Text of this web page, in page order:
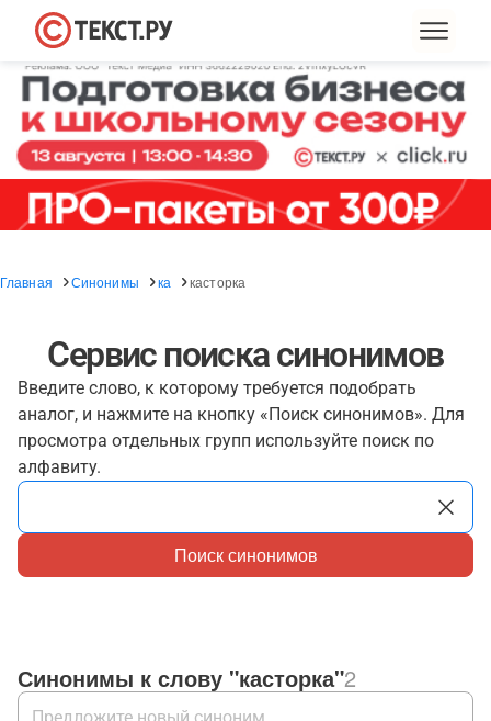
Главная Синонимы ка касторка
Сервис поиска синонимов
Введите слово, к которому требуется подобрать
аналог, и нажмите на кнопку «Поиск синонимов». Для
просмотра отдельных групп используйте поиск по
алфавиту.
Поиск синонимов
Синонимы к слову "касторка"2